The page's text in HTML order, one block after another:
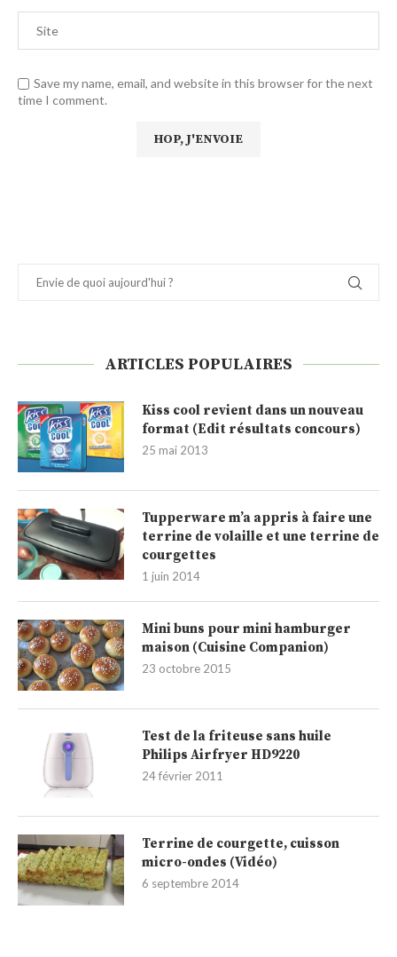
Save my name, email, and website in this browser for the next
time I comment.
ARTICLES POPULAIRES
Kiss cool revient dans un nouveau
format (Edit résultats concours)
25 mai 2013
Tupperware m’a appris à faire une
terrine de volaille et une terrine de
courgettes
1 juin 2014
Mini buns pour mini hamburger
maison (Cuisine Companion)
23 octobre 2015
Test de la friteuse sans huile
Philips Airfryer HD9220
24 février 2011
Terrine de courgette, cuisson
micro-ondes (Vidéo)
6 septembre 2014